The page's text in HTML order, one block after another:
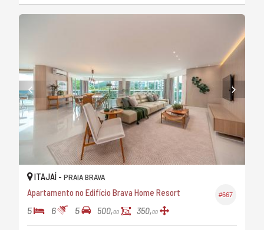
#667
ITAJAÍ - PRAIA BRAVA
Apartamento no Edifício Brava Home Resort
5 6 5 500,00 350,00